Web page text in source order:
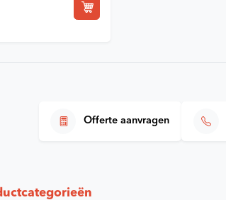
Offerte aanvragen